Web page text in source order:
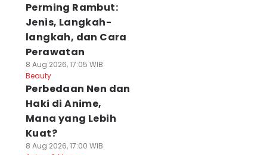
Perming Rambut:
Jenis, Langkah-
langkah, dan Cara
Perawatan
8 Aug 2026, 17:05 WIB
Beauty
Perbedaan Nen dan
Haki di Anime,
Mana yang Lebih
Kuat?
8 Aug 2026, 17:00 WIB